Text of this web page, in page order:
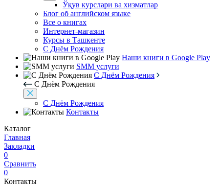
Ўқув курслари ва хизматлар
Блог об английском языке
Все о книгах
Интернет-магазин
Курсы в Ташкенте
С Днём Рождения
Наши книги в Google Play
SMM услуги
С Днём Рождения
С Днём Рождения
С Днём Рождения
Контакты
Каталог
Главная
Закладки
0
Сравнить
0
Контакты